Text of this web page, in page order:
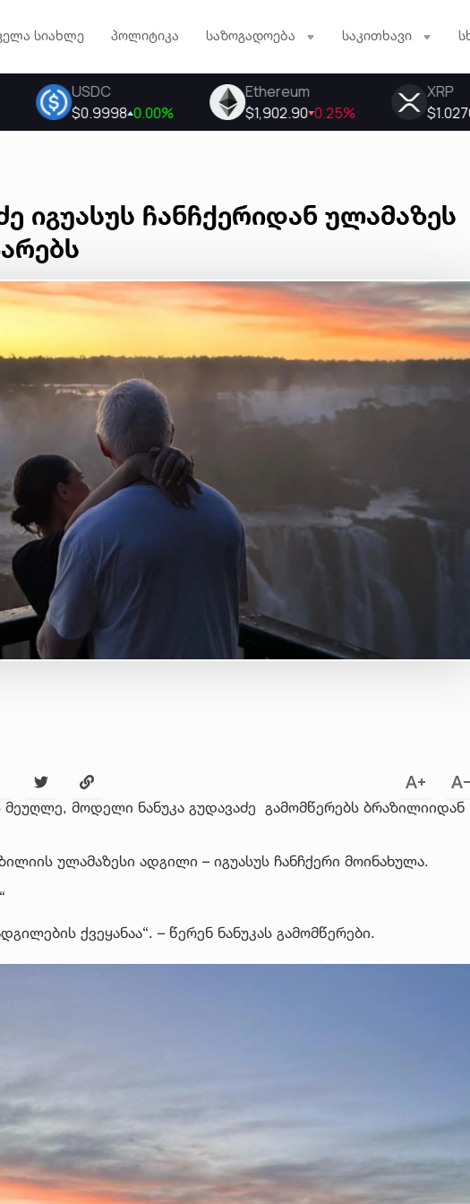
სიახლე პოლიტიკა საზოგადოება საკითხავი
იგუასუს ჩანჩქერიდან ულამაზეს
მეუღლე, მოდელი ნანუკა გუდავაძე გამომწერებს ბრაზილიიდან
ულამაზესი ადგილი – იგუასუს ჩანჩქერი მოინახულა.
ქვეყანაა“. – წერენ ნანუკას გამომწერები.